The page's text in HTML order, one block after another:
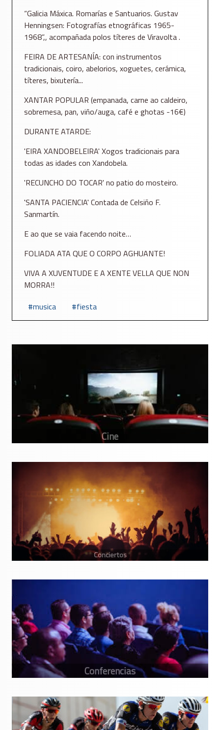
“Galicia Máxica. Romarías e Santuarios. Gustav
Henningsen: Fotografías etnográficas 1965-
1968”,, acompañada polos títeres de Viravolta .
FEIRA DE ARTESANÍA: con instrumentos
tradicionais, coiro, abelorios, xoguetes, cerámica,
títeres, bixutería...
XANTAR POPULAR (empanada, carne ao caldeiro,
sobremesa, pan, viño/auga, café e ghotas -16€)
DURANTE ATARDE:
'EIRA XANDOBELEIRA' Xogos tradicionais para
todas as idades con Xandobela.
'RECUNCHO DO TOCAR' no patio do mosteiro.
'SANTA PACIENCIA' Contada de Celsiño F.
Sanmartín.
E ao que se vaia facendo noite…
FOLIADA ATA QUE O CORPO AGHUANTE!
VIVA A XUVENTUDE E A XENTE VELLA QUE NON
MORRA!!
musica
fiesta